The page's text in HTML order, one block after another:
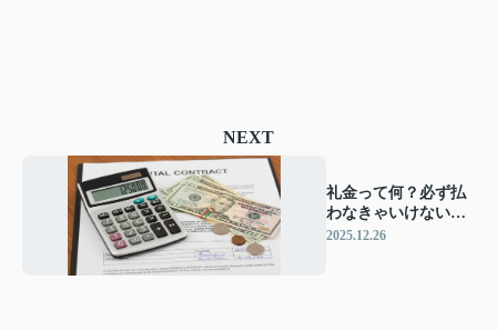
NEXT
礼金って何？必ず払
わなきゃいけない
の？敷金との違いや
2025.12.26